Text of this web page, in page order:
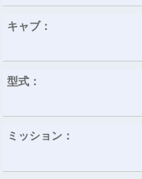
キャブ：
型式：
ミッション：